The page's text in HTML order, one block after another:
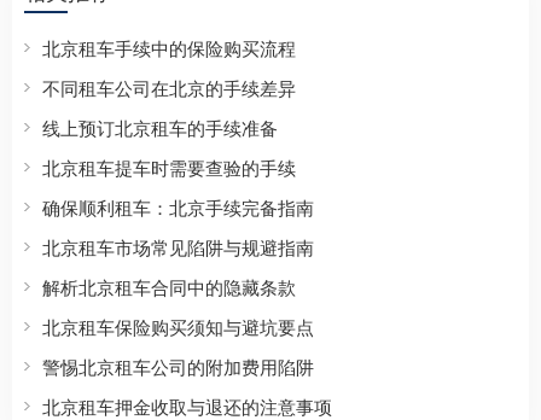
北京租车手续中的保险购买流程
不同租车公司在北京的手续差异
线上预订北京租车的手续准备
北京租车提车时需要查验的手续
确保顺利租车：北京手续完备指南
北京租车市场常见陷阱与规避指南
解析北京租车合同中的隐藏条款
北京租车保险购买须知与避坑要点
警惕北京租车公司的附加费用陷阱
北京租车押金收取与退还的注意事项